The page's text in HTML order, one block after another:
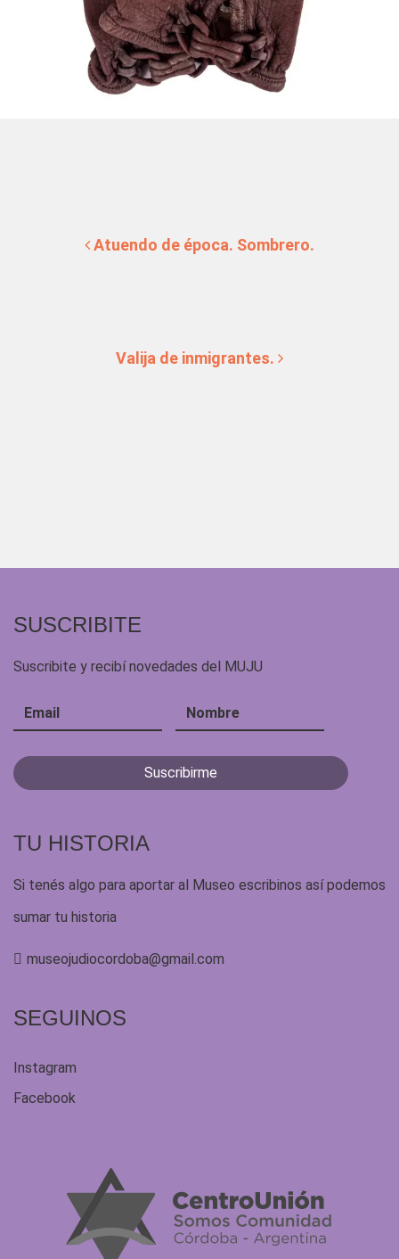
Atuendo de época. Sombrero.
Valija de inmigrantes.
SUSCRIBITE
Suscribite y recibí novedades del MUJU
TU HISTORIA
Si tenés algo para aportar al Museo escribinos así podemos
sumar tu historia
museojudiocordoba@gmail.com
SEGUINOS
Instagram
Facebook